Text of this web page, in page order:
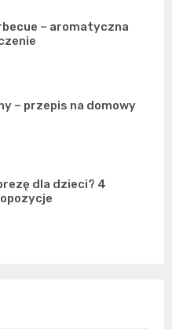
– aromatyczna
– przepis na domowy
dla dzieci? 4